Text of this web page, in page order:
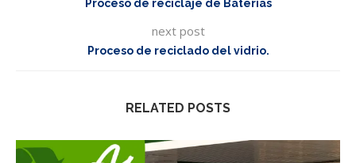
Proceso de reciclaje de Baterías
next post
Proceso de reciclado del vidrio.
RELATED POSTS